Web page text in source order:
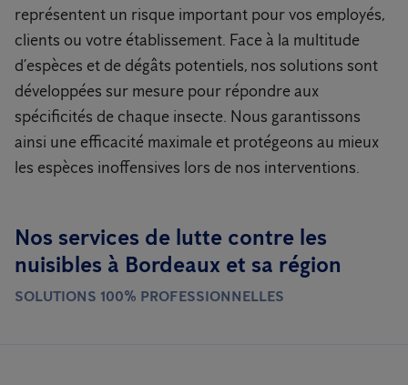
représentent un risque important pour vos employés,
clients ou votre établissement. Face à la multitude
d’espèces et de dégâts potentiels, nos solutions sont
développées sur mesure pour répondre aux
spécificités de chaque insecte. Nous garantissons
ainsi une efficacité maximale et protégeons au mieux
les espèces inoffensives lors de nos interventions.
Nos services de lutte contre les
nuisibles à Bordeaux et sa région
SOLUTIONS 100% PROFESSIONNELLES